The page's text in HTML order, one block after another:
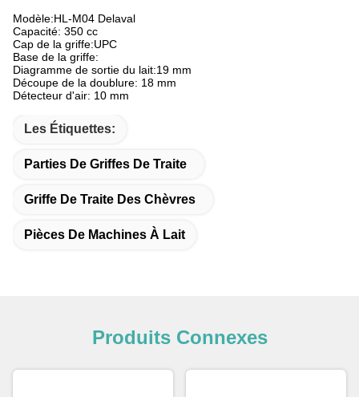
Modèle:HL-M04 Delaval
Capacité: 350 cc
Cap de la griffe:UPC
Base de la griffe:
Diagramme de sortie du lait:19 mm
Découpe de la doublure: 18 mm
Détecteur d'air: 10 mm
Les Étiquettes:
Parties De Griffes De Traite
Griffe De Traite Des Chèvres
Pièces De Machines À Lait
Produits Connexes